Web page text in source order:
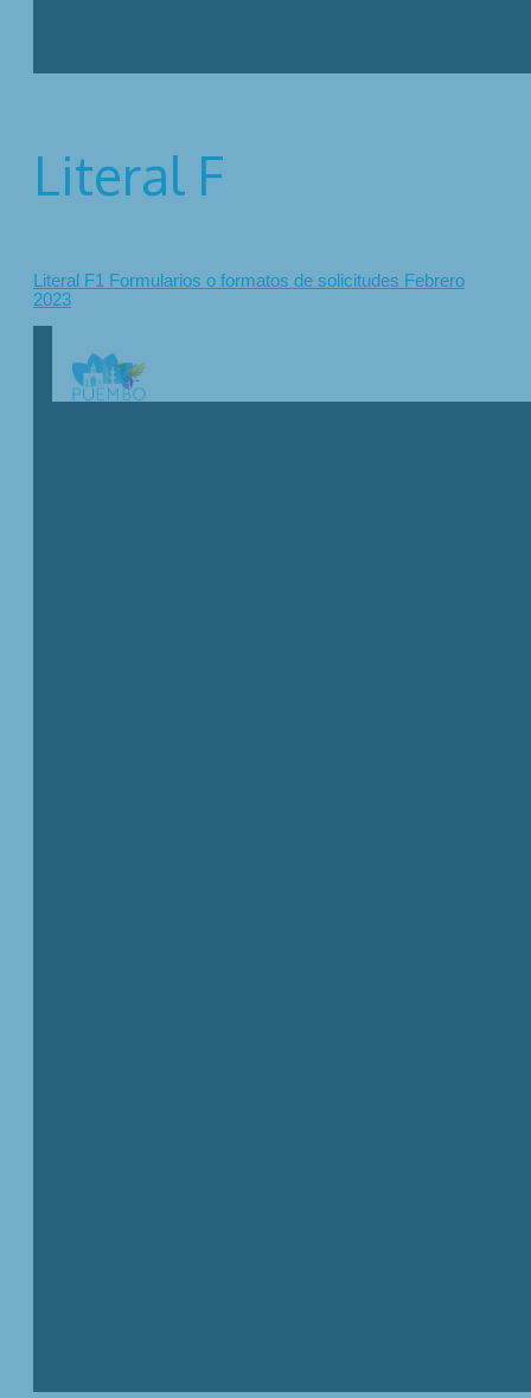
Literal F
Literal F1 Formularios o formatos de solicitudes Febrero
2023